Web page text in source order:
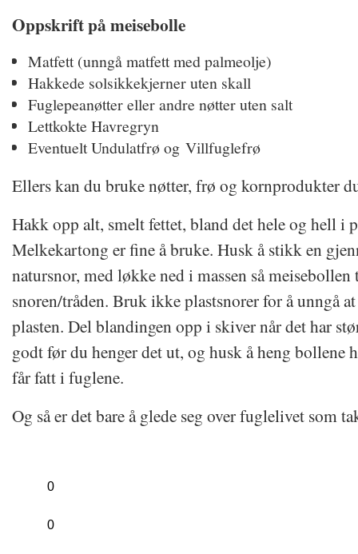
0
0
Oppskrift på meisebolle
Matfett (unngå matfett med palmeolje)
Hakkede solsikkekjerner uten skall
Fuglepeanøtter eller andre nøtter uten salt
Lettkokte Havregryn
Eventuelt Undulatfrø og Villfuglefrø
Ellers kan du bruke nøtter, frø og kornprodukter
Hakk opp alt, smelt fettet, bland det hele og hell i
Melkekartong er fine å bruke. Husk å stikk en
natursnor, med løkke ned i massen så
snoren/tråden. Bruk ikke plastsnorer for å unngå
plasten. Del blandingen opp i skiver når det har
godt før du henger det ut, og husk å heng bollene
får fatt i fuglene.
Og så er det bare å glede seg over fuglelivet som